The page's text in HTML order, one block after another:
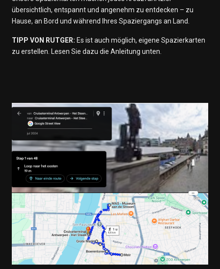
übersichtlich, entspannt und angenehm zu entdecken – zu
Hause, an Bord und während Ihres Spaziergangs an Land.
TIPP VON RUTGER: Es ist auch möglich, eigene Spazierkarten
zu erstellen. Lesen Sie dazu die Anleitung unten.